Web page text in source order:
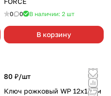
0 0 В наличии: 2 шт
В корзину
80 ₽/шт
Ключ рожковый WP 12х13мм